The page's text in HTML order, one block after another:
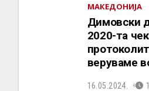
МАКЕДОНИЈА
Димовски
2020-та
веруваме
16.05.2024.